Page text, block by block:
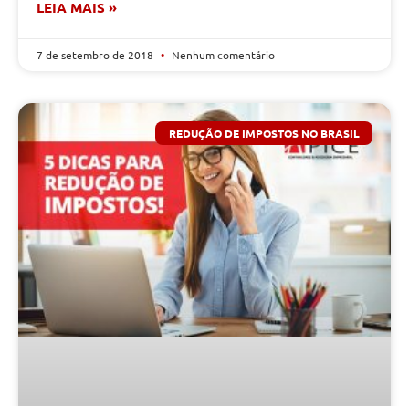
LEIA MAIS »
7 de setembro de 2018 Nenhum comentário
REDUÇÃO DE IMPOSTOS NO BRASIL